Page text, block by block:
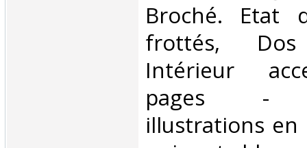
Broché. Etat
frottés, Dos
Intérieur
pages -
illustrations